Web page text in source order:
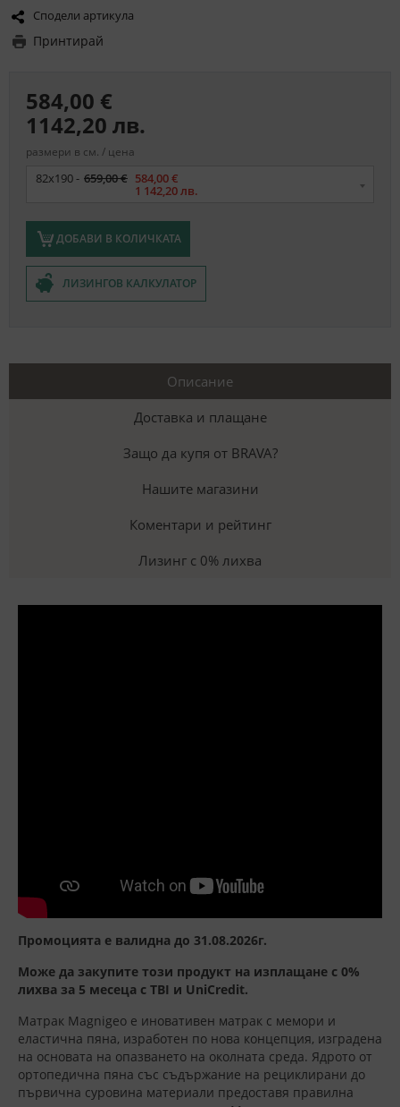
Сподели артикула
Принтирай
584,00 €
1142,20 лв.
размери в см. / цена
Размер
82x190 - 659,00 € 584,00 €
1 142,20 лв.
ДОБАВИ В КОЛИЧКАТА
ЛИЗИНГОВ КАЛКУЛАТОР
Описание
Доставка и плащане
Защо да купя от BRAVA?
Нашите магазини
Коментари и рейтинг
Лизинг с 0% лихва
Промоцията е валидна до 31.08.2026г.
Може да закупите този продукт на изплащане с 0%
лихва за 5 месеца с TBI и UniCredit.
Матрак Magnigeo е иновативен матрак с мемори и
еластична пяна, изработен по нова концепция, изградена
на основата на опазването на околната среда. Ядрото от
ортопедична пяна със съдържание на рециклирани до
първична суровина материали предоставя правилна